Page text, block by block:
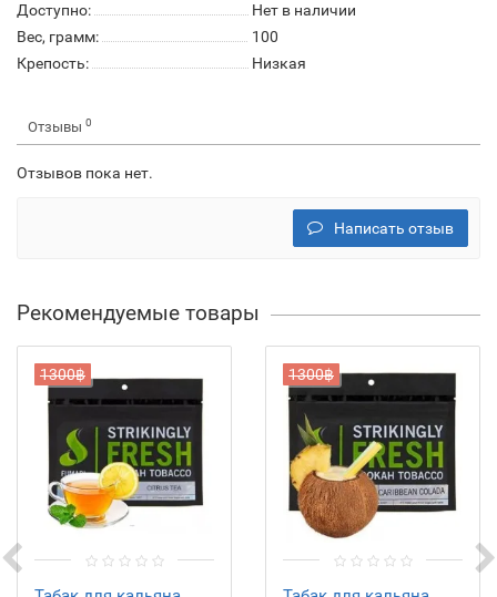
Доступно:
Нет в наличии
Вес, грамм:
100
Крепость:
Низкая
Отзывы 0
Отзывов пока нет.
Написать отзыв
Рекомендуемые товары
1300฿ 1300฿